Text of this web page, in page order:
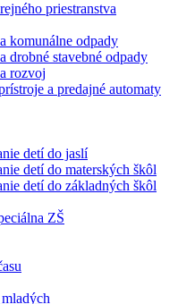
priestranstva
komunálne odpady
drobné stavebné odpady
rozvoj
a predajné automaty
detí do jaslí
detí do materských škôl
detí do základných škôl
ZŠ